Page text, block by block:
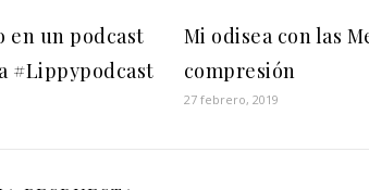
en un podcast
#Lippypodcast
Mi odisea con las
compresión
27 febrero, 2019